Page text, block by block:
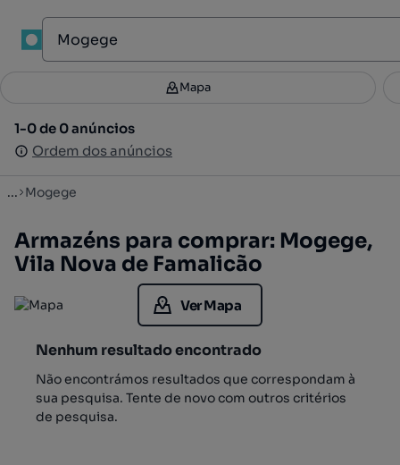
Filtros 2
1-0 de 0 anúncios
Ordem dos anúncios
Mapa
1-0 de 0 anúncios
Ordem dos anúncios
... Mogege
Armazéns para comprar: Mogege,
Vila Nova de Famalicão
Ver Mapa
Nenhum resultado encontrado
Não encontrámos resultados que correspondam à
sua pesquisa. Tente de novo com outros critérios
de pesquisa.